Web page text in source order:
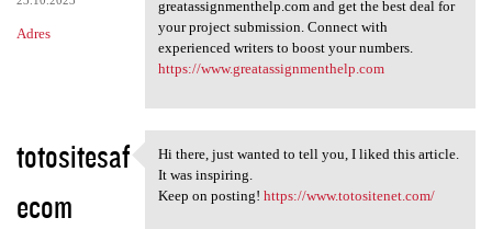
Adres
greatassignmenthelp.com and get the best deal for
your project submission. Connect with
experienced writers to boost your numbers.
https://www.greatassignmenthelp.com
totositesaf
ecom
Hi there, just wanted to tell
Hi there, just wanted to tell you, I liked this article.
It was inspiring.
Keep on posting! https://www.totositenet.com/